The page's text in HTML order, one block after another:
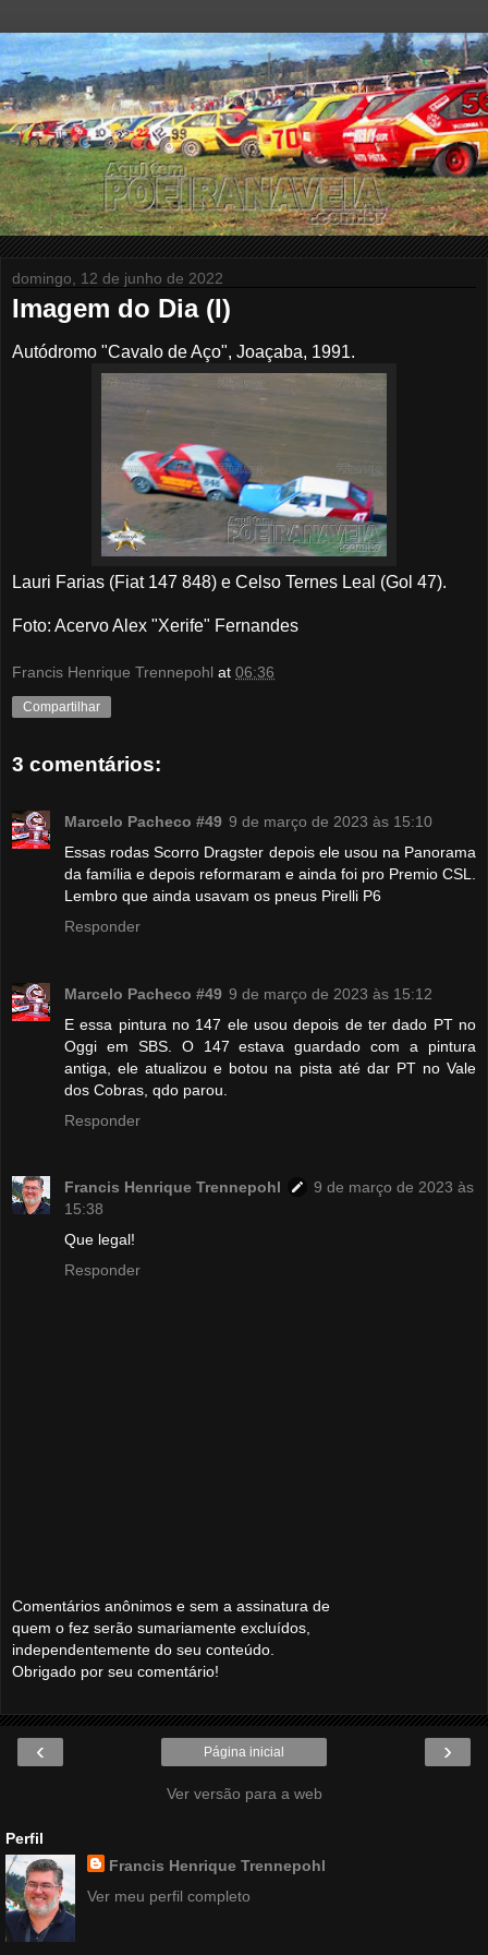
domingo, 12 de junho de 2022
Imagem do Dia (I)
Autódromo "Cavalo de Aço", Joaçaba, 1991.
Lauri Farias (Fiat 147 848) e Celso Ternes Leal (Gol 47).
Foto: Acervo Alex "Xerife" Fernandes
Francis Henrique Trennepohl at 06:36
Compartilhar
3 comentários:
Marcelo Pacheco #49 9 de março de 2023 às 15:10
Essas rodas Scorro Dragster depois ele usou na Panorama
da família e depois reformaram e ainda foi pro Premio CSL.
Lembro que ainda usavam os pneus Pirelli P6
Responder
Marcelo Pacheco #49 9 de março de 2023 às 15:12
E essa pintura no 147 ele usou depois de ter dado PT no
Oggi em SBS. O 147 estava guardado com a pintura
antiga, ele atualizou e botou na pista até dar PT no Vale
dos Cobras, qdo parou.
Responder
Francis Henrique Trennepohl
9 de março de 2023 às
15:38
Que legal!
Responder
Comentários anônimos e sem a assinatura de
quem o fez serão sumariamente excluídos,
independentemente do seu conteúdo.
Obrigado por seu comentário!
‹ ›
Página inicial
Ver versão para a web
Perfil
Francis Henrique Trennepohl
Ver meu perfil completo